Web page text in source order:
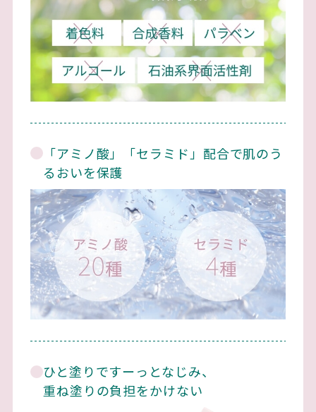
「アミノ酸」「セラミド」配合で肌のう
るおいを保護
ひと塗りですーっとなじみ、
重ね塗りの負担をかけない